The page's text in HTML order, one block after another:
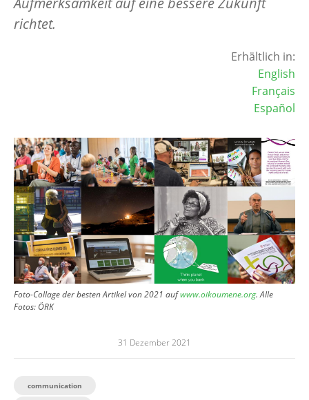
richtet.
Erhältlich in:
English
Français
Español
Image
Foto-Collage der besten Artikel von 2021 aufwww.oikoumene.org. Alle
Fotos: ÖRK
31 Dezember 2021
communication